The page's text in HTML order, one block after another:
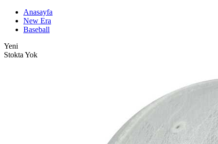
Anasayfa
New Era
Baseball
Yeni
Stokta Yok